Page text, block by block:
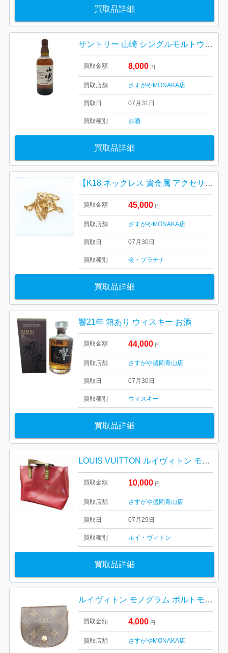
買取品詳細
サントリー 山崎 シングルモルトウイスキー NV 箱なし
買取金額 8,000 円
買取店舗 さすがやMONAKA店
買取日 07月31日
買取種別 お酒
買取品詳細
【K18 ネックレス 貴金属 アクセサリー】
買取金額 45,000 円
買取店舗 さすがやMONAKA店
買取日 07月30日
買取種別 金・プラチナ
買取品詳細
響21年 箱あり ウィスキー お酒
買取金額 44,000 円
買取店舗 さすがや盛岡青山店
買取日 07月30日
買取種別 ウィスキー
買取品詳細
LOUIS VUITTON ルイヴィトン モノグラム ヴェルニ リードPM
買取金額 10,000 円
買取店舗 さすがや盛岡青山店
買取日 07月29日
買取種別 ルイ・ヴィトン
買取品詳細
ルイヴィトン モノグラム ポルトモネ・グゼ コインケース
買取金額 4,000 円
買取店舗 さすがやMONAKA店